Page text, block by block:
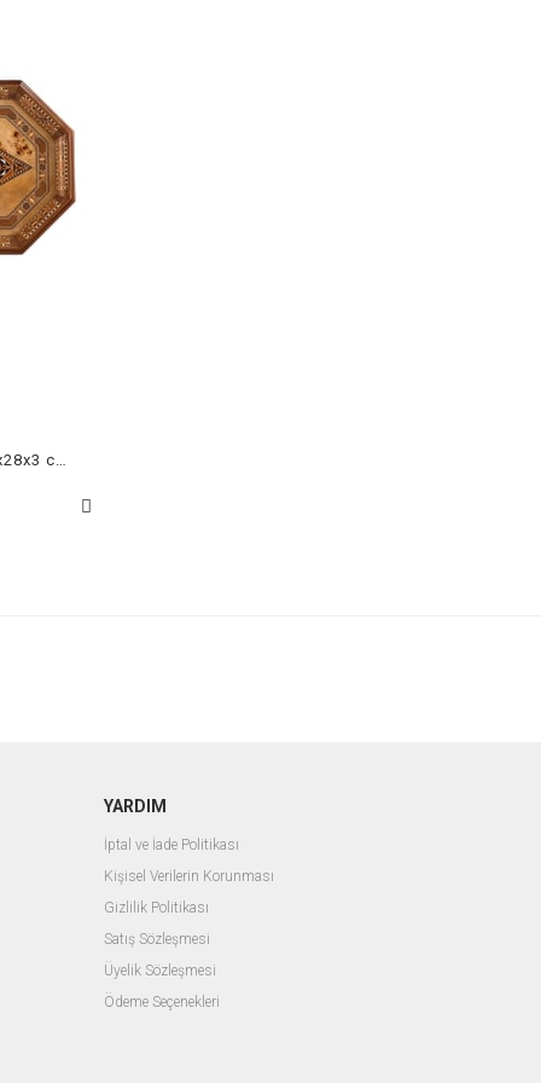
TİRYAKİ BOMBE ORTA TEPSI (48x28x3 cm)
YARDIM
İptal ve İade Politikası
Kişisel Verilerin Korunması
Gizlilik Politikası
Satış Sözleşmesi
Üyelik Sözleşmesi
Ödeme Seçenekleri